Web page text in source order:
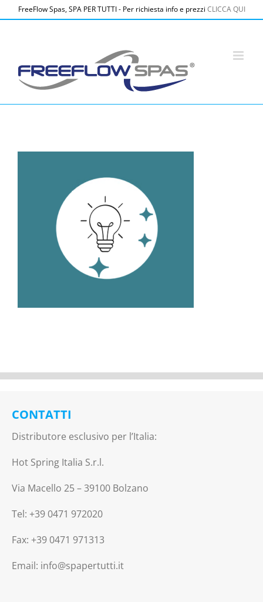
Salta
al
FreeFlow Spas, SPA PER TUTTI - Per richiesta info e prezzi CLICCA QUI
CONTATTI
Distributore esclusivo per l’Italia:
Hot Spring Italia S.r.l.
Via Macello 25 – 39100 Bolzano
Tel: +39 0471 972020
Fax: +39 0471 971313
Email: info@spapertutti.it